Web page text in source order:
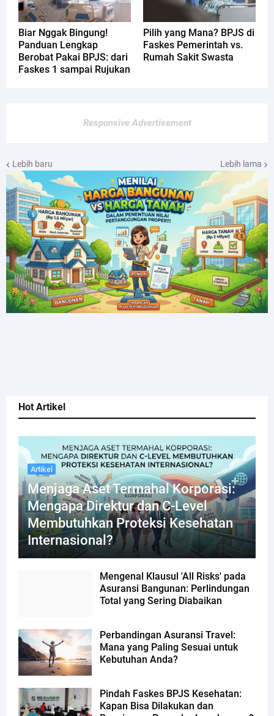
Hot Artikel
Artikel
Menjaga Aset Termahal Korporasi:
Mengapa Direktur dan C-Level
Membutuhkan Proteksi Kesehatan
Internasional?
Mengenal Klausul 'All Risks' pada
Asuransi Bangunan: Perlindungan
Total yang Sering Diabaikan
Perbandingan Asuransi Travel:
Mana yang Paling Sesuai untuk
Kebutuhan Anda?
Pindah Faskes BPJS Kesehatan:
Kapan Bisa Dilakukan dan
Biar Nggak Bingung!
Panduan Lengkap
Berobat Pakai BPJS: dari
Faskes 1 sampai Rujukan
Pilih yang Mana? BPJS di
Faskes Pemerintah vs.
Rumah Sakit Swasta
Responsive Advertisement
Lebih baru Lebih lama